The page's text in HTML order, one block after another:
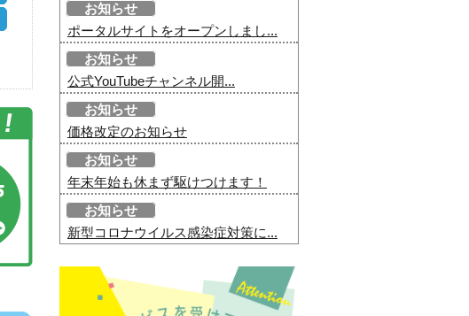
お知らせ
ポータルサイトをオープンしまし...
お知らせ
公式YouTubeチャンネル開...
お知らせ
価格改定のお知らせ
お知らせ
年末年始も休まず駆けつけます！
お知らせ
新型コロナウイルス感染症対策に...